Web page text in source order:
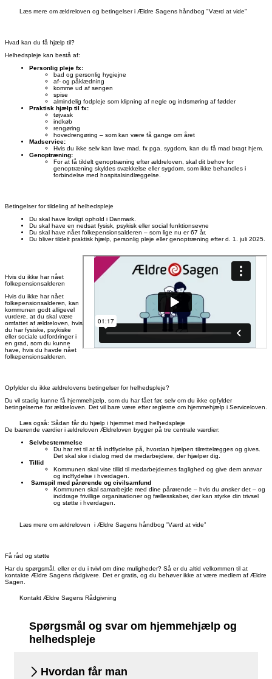
Læs mere om ældreloven og betingelser i Ældre Sagens håndbog "Værd at vide"
Hvad kan du få hjælp til?
Helhedspleje kan bestå af:
Personlig pleje fx:
bad og personlig hygiejne
af- og påklædning
komme ud af sengen
spise
almindelig fodpleje som klipning af negle og indsmøring af fødder
Praktisk hjælp til fx:
tøjvask
indkøb
rengøring
hovedrengøring – som kan være få gange om året
Madservice:
Hvis du ikke selv kan lave mad, fx pga. sygdom, kan du få mad bragt hjem.
Genoptræning:
For at få tildelt genoptræning efter ældreloven, skal dit behov for
genoptræning skyldes svækkelse eller sygdom, som ikke behandles i
forbindelse med hospitalsindlæggelse.
Betingelser for tildeling af helhedspleje
Du skal have lovligt ophold i Danmark.
Du skal have en nedsat fysisk, psykisk eller social funktionsevne
Du skal have nået folkepensionsalderen – som lige nu er 67 år.
Du bliver tildelt praktisk hjælp, personlig pleje eller genoptræning efter d. 1. juli 2025.
Hvis du ikke har nået
folkepensionsalderen
Hvis du ikke har nået
folkepensionsalderen, kan
kommunen godt alligevel
vurdere, at du skal være
omfattet af ældreloven, hvis
du har fysiske, psykiske
eller sociale udfordringer i
en grad, som du kunne
have, hvis du havde nået
folkepensionsalderen.
Opfylder du ikke ældrelovens betingelser for helhedspleje?
Du vil stadig kunne få hjemmehjælp, som du har fået før, selv om du ikke opfylder
betingelserne for ældreloven. Det vil bare være efter reglerne om hjemmehjælp i Serviceloven.
Læs også: Sådan får du hjælp i hjemmet med helhedspleje
De bærende værdier i ældreloven Ældreloven bygger på tre centrale værdier:
Selvbestemmelse
Du har ret til at få indflydelse på, hvordan hjælpen tilrettelægges og gives.
Det skal ske i dialog med de medarbejdere, der hjælper dig.
Tillid
Kommunen skal vise tillid til medarbejdernes faglighed og give dem ansvar
og indflydelse i hverdagen.
Samspil med pårørende og civilsamfund
Kommunen skal samarbejde med dine pårørende – hvis du ønsker det – og
inddrage frivillige organisationer og fællesskaber, der kan styrke din trivsel
og støtte i hverdagen.
Læs mere om ældreloven i Ældre Sagens håndbog ”Værd at vide”
Få råd og støtte
Har du spørgsmål, eller er du i tvivl om dine muligheder? Så er du altid velkommen til at
kontakte Ældre Sagens rådgivere. Det er gratis, og du behøver ikke at være medlem af Ældre
Sagen.
Kontakt Ældre Sagens Rådgivning
Spørgsmål og svar om hjemmehjælp og
helhedspleje
Hvordan får man